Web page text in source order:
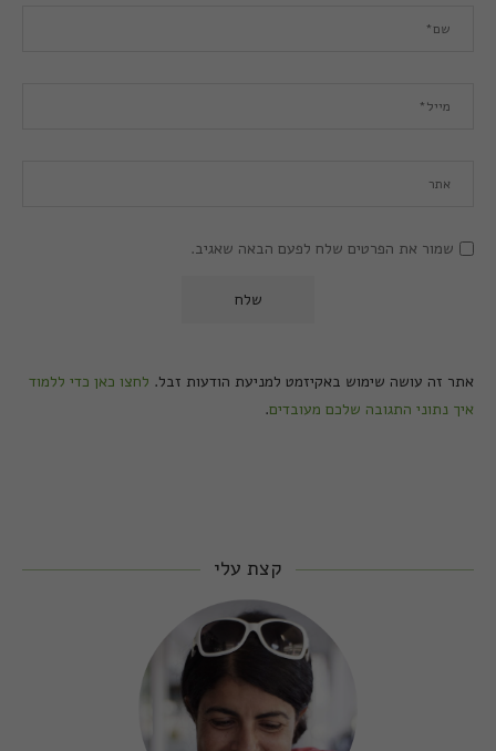
שמור את הפרטים שלח לפעם הבאה שאגיב.
אתר זה עושה שימוש באקיזמט למניעת הודעות זבל. לחצו כאן כדי ללמוד
איך נתוני התגובה שלכם מעובדים.
קצת עלי